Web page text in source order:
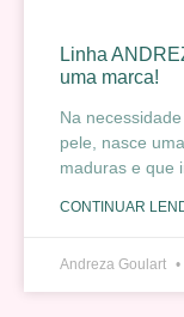
Linha
uma marca!
Na
pele, nasce
maduras e que
CONTINUAR
Andreza Goulart